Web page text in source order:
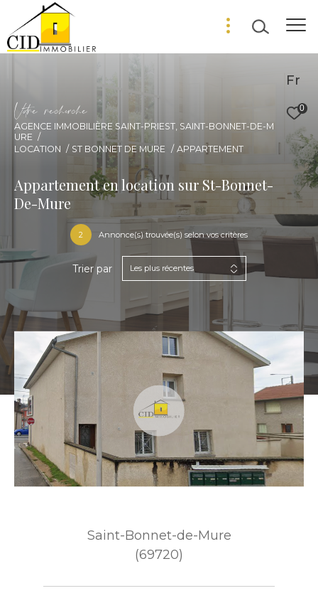
Fr
0
Vore recece
AGENCE IMMOBILIÈRE SAINT-PRIEST, SAINT-BONNET-DE-M
URE
LOCATION
ST BONNET DE MURE APPARTEMENT
Appartement en location sur St-Bonnet-
De-Mure
2 Annonce(s) trouvée(s) selon vos critères
Trier par Les plus récentes
Saint-Bonnet-de-Mure
(69720)